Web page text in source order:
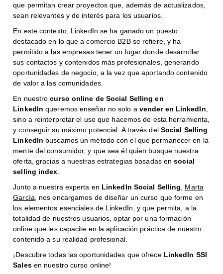
que permitan crear proyectos que, además de actualizados,
sean relevantes y de interés para los usuarios.
En este contexto, LinkedIn se ha ganado un puesto
destacado en lo que a comercio B2B se refiere, y ha
permitido a las empresas tener un lugar donde desarrollar
sus contactos y contenidos más profesionales, generando
oportunidades de negocio, a la vez que aportando contenido
de valor a las comunidades.
En nuestro curso online de Social Selling en
LinkedIn queremos enseñar no solo a vender en LinkedIn
sino a reinterpretar el uso que hacemos de esta herramienta,
y conseguir su máximo potencial. A través del Social Selling
LinkedIn buscamos un método con el que permanecer en la
mente del consumidor, y que sea él quien busque nuestra
oferta, gracias a nuestras estrategias basadas ensocial
selling index
Junto a nuestra experta en LinkedIn Social Selling
Marta
García , nos encargamos de diseñar un curso que forme en
los elementos esenciales de LinkedIn, y que permita, a la
totalidad de nuestros usuarios, optar por una formación
online que les capacite en la aplicación práctica de nuestro
contenido a su realidad profesional.
¡Descubre todas las oportunidades que ofrece LinkedIn SSI
Salesen nuestro curso online!